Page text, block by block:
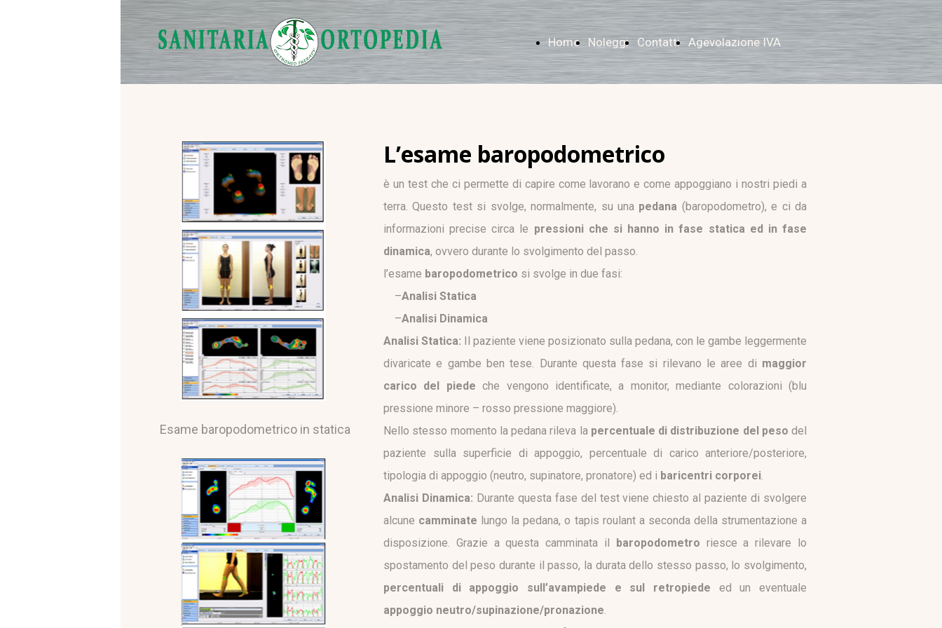
Home Noleggi Contatti Agevolazione IVA
L’esame baropodometrico
è un test che ci permette di capire come lavorano e come appoggiano i nostri piedi a
terra. Questo test si svolge, normalmente, su una pedana (baropodometro), e ci da
informazioni precise circa le pressioni che si hanno in fase statica ed in fase
dinamica, ovvero durante lo svolgimento del passo.
l’esame baropodometrico si svolge in due fasi:
–Analisi Statica
–Analisi Dinamica
Analisi Statica: Il paziente viene posizionato sulla pedana, con le gambe leggermente
divaricate e gambe ben tese. Durante questa fase si rilevano le aree di maggior
carico del piede che vengono identificate, a monitor, mediante colorazioni (blu
pressione minore – rosso pressione maggiore).
Nello stesso momento la pedana rileva la percentuale di distribuzione del peso del
paziente sulla superficie di appoggio, percentuale di carico anteriore/posteriore,
tipologia di appoggio (neutro, supinatore, pronatore) ed i baricentri corporei.
Analisi Dinamica: Durante questa fase del test viene chiesto al paziente di svolgere
alcune camminate lungo la pedana, o tapis roulant a seconda della strumentazione a
disposizione. Grazie a questa camminata il baropodometro riesce a rilevare lo
spostamento del peso durante il passo, la durata dello stesso passo, lo svolgimento,
percentuali di appoggio sull’avampiede e sul retropiede ed un eventuale
appoggio neutro/supinazione/pronazione.
Esame baropodometrico in statica